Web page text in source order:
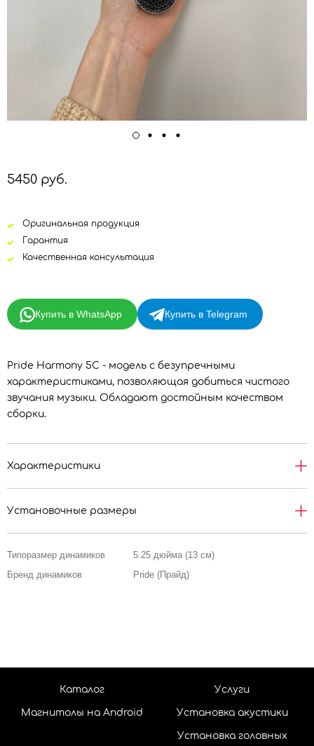
5450 руб.
Оригинальная продукция
Гарантия
Качественная консультация
Купить в WhatsApp Купить в Telegram
Pride Harmony 5C - модель с безупречными
характеристиками, позволяющая добиться чистого
звучания музыки. Обладают достойным качеством
сборки.
Характеристики
Установочные размеры
Типоразмер динамиков
5.25 дюйма (13 см)
Бренд динамиков
Pride (Прайд)
Каталог
Магнитолы на Android
Услуги
Установка акустики
Установка головных